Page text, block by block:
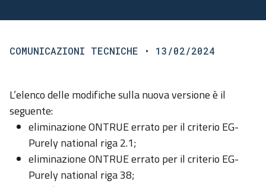
COMUNICAZIONI TECNICHE • 13/02/2024
L’elenco delle modifiche sulla nuova versione è il
seguente:
eliminazione ONTRUE errato per il criterio EG-
Purely national riga 2.1;
eliminazione ONTRUE errato per il criterio EG-
Purely national riga 38;